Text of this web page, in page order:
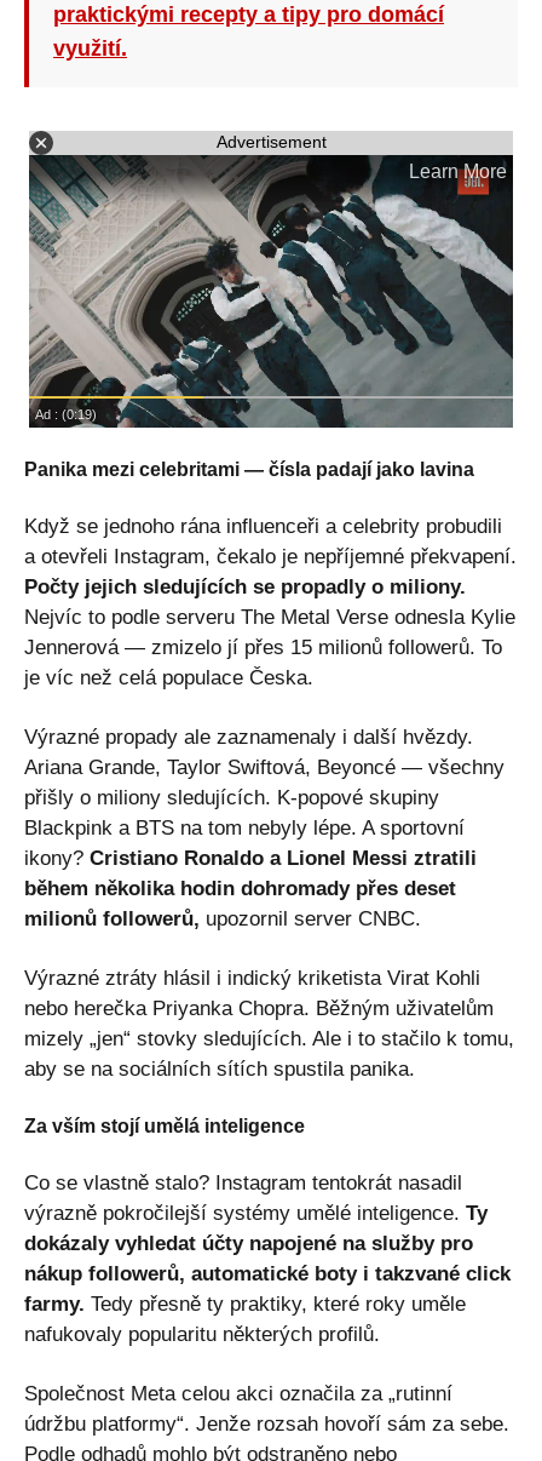
praktickými recepty a tipy pro domácí
využití.
Advertisement
Panika mezi celebritami — čísla padají jako lavina
Když se jednoho rána influenceři a celebrity probudili
a otevřeli Instagram, čekalo je nepříjemné překvapení.
Počty jejich sledujících se propadly o miliony.
Nejvíc to podle serveru The Metal Verse odnesla Kylie
Jennerová — zmizelo jí přes 15 milionů followerů. To
je víc než celá populace Česka.
Výrazné propady ale zaznamenaly i další hvězdy.
Ariana Grande, Taylor Swiftová, Beyoncé — všechny
přišly o miliony sledujících. K-popové skupiny
Blackpink a BTS na tom nebyly lépe. A sportovní
ikony? Cristiano Ronaldo a Lionel Messi ztratili
během několika hodin dohromady přes deset
milionů followerů, upozornil server CNBC.
Výrazné ztráty hlásil i indický kriketista Virat Kohli
nebo herečka Priyanka Chopra. Běžným uživatelům
mizely „jen“ stovky sledujících. Ale i to stačilo k tomu,
aby se na sociálních sítích spustila panika.
Za vším stojí umělá inteligence
Co se vlastně stalo? Instagram tentokrát nasadil
výrazně pokročilejší systémy umělé inteligence. Ty
dokázaly vyhledat účty napojené na služby pro
nákup followerů, automatické boty i takzvané click
farmy. Tedy přesně ty praktiky, které roky uměle
nafukovaly popularitu některých profilů.
Společnost Meta celou akci označila za „rutinní
údržbu platformy“. Jenže rozsah hovoří sám za sebe.
Podle odhadů mohlo být odstraněno nebo